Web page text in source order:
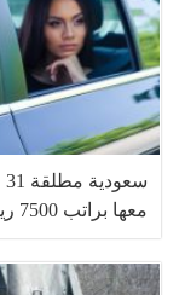
معها براتب 7500 ريال